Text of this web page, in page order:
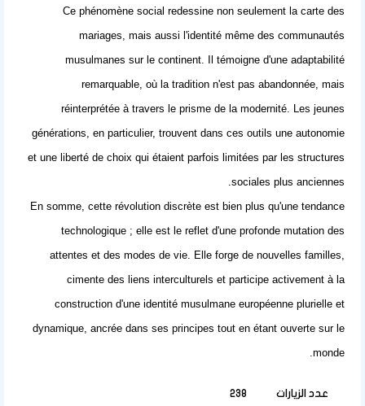
Ce phénomène social redessine non seulement la carte des
mariages, mais aussi l'identité même des communautés
musulmanes sur le continent. Il témoigne d'une adaptabilité
remarquable, où la tradition n'est pas abandonnée, mais
réinterprétée à travers le prisme de la modernité. Les jeunes
générations, en particulier, trouvent dans ces outils une autonomie
et une liberté de choix qui étaient parfois limitées par les structures
sociales plus anciennes.
En somme, cette révolution discrète est bien plus qu'une tendance
technologique ; elle est le reflet d'une profonde mutation des
attentes et des modes de vie. Elle forge de nouvelles familles,
cimente des liens interculturels et participe activement à la
construction d'une identité musulmane européenne plurielle et
dynamique, ancrée dans ses principes tout en étant ouverte sur le
monde.
عدد الزيارات 238